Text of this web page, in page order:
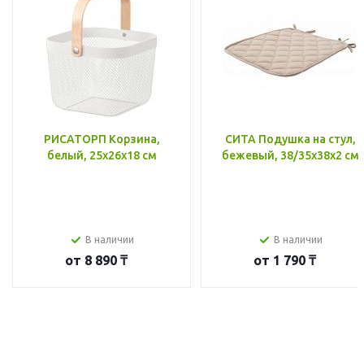
РИСАТОРП Корзина,
белый, 25x26x18 см
В наличии
от 8 890 ₸
СИТА Подушка на стул,
бежевый, 38/35x38x2 см
В наличии
от 1 790 ₸